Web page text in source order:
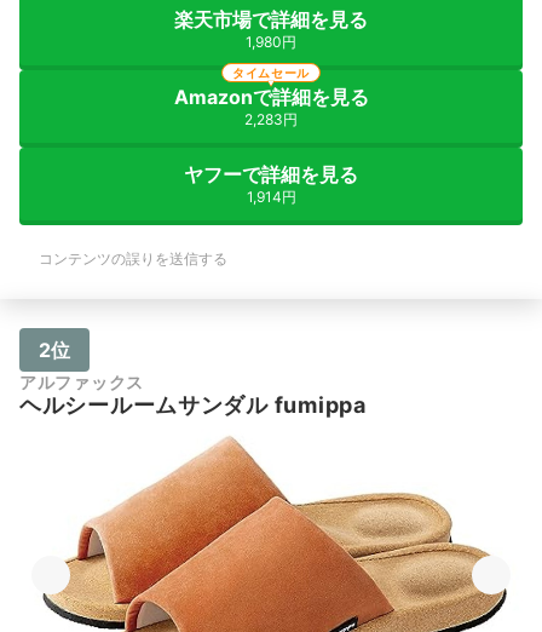
楽天市場で詳細を見る
1,980円
Amazonで詳細を見る
2,283円
タイムセール
ヤフーで詳細を見る
1,914円
コンテンツの誤りを送信する
2位
アルファックス
ヘルシールームサンダル fumippa